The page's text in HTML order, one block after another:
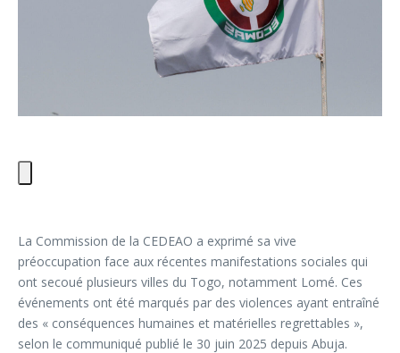
La Commission de la CEDEAO a exprimé sa vive
préoccupation face aux récentes manifestations sociales qui
ont secoué plusieurs villes du Togo, notamment Lomé. Ces
événements ont été marqués par des violences ayant entraîné
des « conséquences humaines et matérielles regrettables »,
selon le communiqué publié le 30 juin 2025 depuis Abuja.